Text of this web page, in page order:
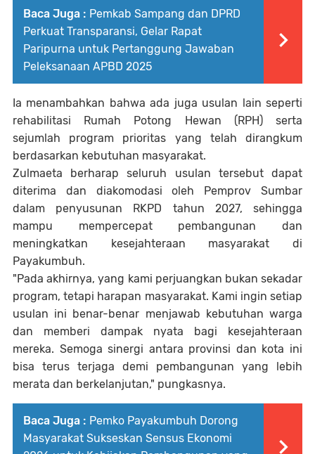
Baca Juga : Pemkab Sampang dan DPRD
Perkuat Transparansi, Gelar Rapat
Paripurna untuk Pertanggung Jawaban
Peleksanaan APBD 2025
Ia menambahkan bahwa ada juga usulan lain seperti
rehabilitasi Rumah Potong Hewan (RPH) serta
sejumlah program prioritas yang telah dirangkum
berdasarkan kebutuhan masyarakat.
Zulmaeta berharap seluruh usulan tersebut dapat
diterima dan diakomodasi oleh Pemprov Sumbar
dalam penyusunan RKPD tahun 2027, sehingga
mampu mempercepat pembangunan dan
meningkatkan kesejahteraan masyarakat di
Payakumbuh.
"Pada akhirnya, yang kami perjuangkan bukan sekadar
program, tetapi harapan masyarakat. Kami ingin setiap
usulan ini benar-benar menjawab kebutuhan warga
dan memberi dampak nyata bagi kesejahteraan
mereka. Semoga sinergi antara provinsi dan kota ini
bisa terus terjaga demi pembangunan yang lebih
merata dan berkelanjutan," pungkasnya.
Baca Juga : Pemko Payakumbuh Dorong
Masyarakat Sukseskan Sensus Ekonomi